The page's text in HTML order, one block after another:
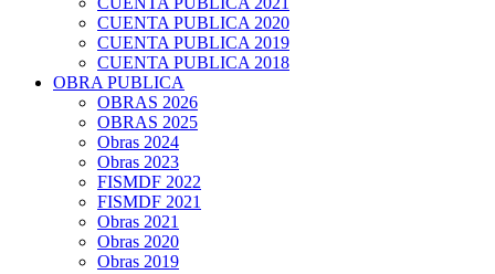
CUENTA PUBLICA 2020
CUENTA PUBLICA 2019
CUENTA PUBLICA 2018
OBRA PUBLICA
OBRAS 2026
OBRAS 2025
Obras 2024
Obras 2023
FISMDF 2022
FISMDF 2021
Obras 2021
Obras 2020
Obras 2019